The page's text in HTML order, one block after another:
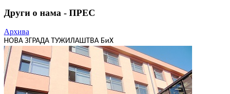
Други о нама - ПРЕС
Архива
НОВА ЗГРАДА ТУЖИЛАШТВА БиХ